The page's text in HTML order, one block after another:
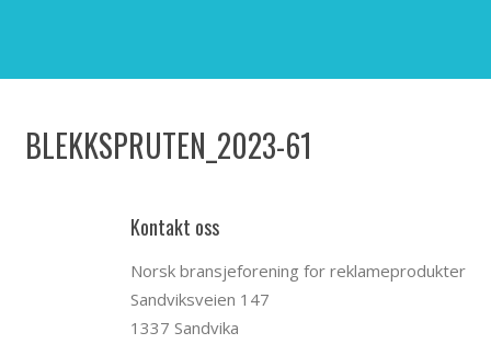
BLEKKSPRUTEN_2023-61
Kontakt oss
Norsk bransjeforening for reklameprodukter
Sandviksveien 147
1337 Sandvika